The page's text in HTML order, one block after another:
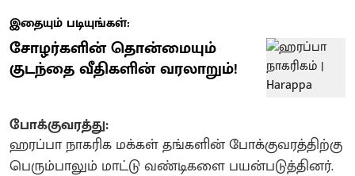
இதையும் படியுங்கள்:
சோழர்களின் தொன்மையும்
குடந்தை வீதிகளின் வரலாறும்!
போக்குவரத்து:
ஹரப்பா நாகரிக மக்கள் தங்களின் போக்குவரத்திற்கு
பெரும்பாலும் மாட்டு வண்டிகளை பயன்படுத்தினர்.